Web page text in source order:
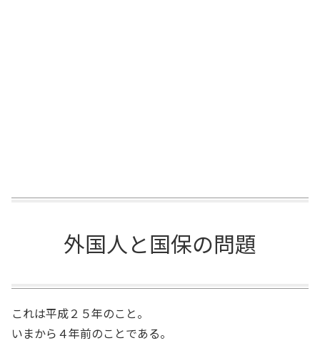
外国人と国保の問題
これは平成２５年のこと。
いまから４年前のことである。